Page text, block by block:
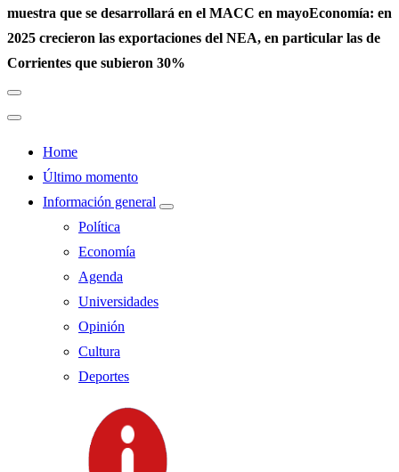
muestra que se desarrollará en el MACC en mayoEconomía: en
2025 crecieron las exportaciones del NEA, en particular las de
Corrientes que subieron 30%
Home
Último momento
Información general
Política
Economía
Agenda
Universidades
Opinión
Cultura
Deportes